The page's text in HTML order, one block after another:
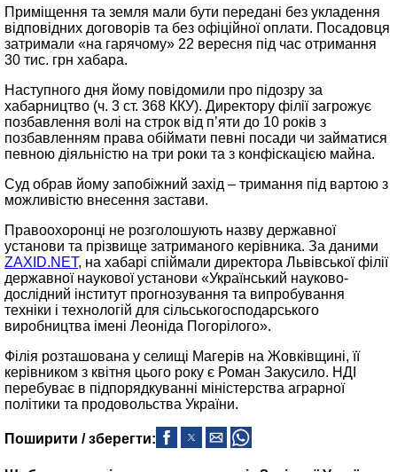
Приміщення та земля мали бути передані без укладення
відповідних договорів та без офіційної оплати. Посадовця
затримали «на гарячому» 22 вересня під час отримання
30 тис. грн хабара.
Наступного дня йому повідомили про підозру за
хабарництво (ч. 3 ст. 368 ККУ). Директору філії загрожує
позбавлення волі на строк від п’яти до 10 років з
позбавленням права обіймати певні посади чи займатися
певною діяльністю на три роки та з конфіскацією майна.
Суд обрав йому запобіжний захід – тримання під вартою з
можливістю внесення застави.
Правоохоронці не розголошують назву державної
установи та прізвище затриманого керівника. За даними
ZAXID.NET, на хабарі спіймали директора Львівської філії
державної наукової установи «Український науково-
дослідний інститут прогнозування та випробування
техніки і технологій для сільськогосподарського
виробництва імені Леоніда Погорілого».
Філія розташована у селищі Магерів на Жовківщині, її
керівником з квітня цього року є Роман Закусило. НДІ
перебуває в підпорядкуванні міністерства аграрної
політики та продовольства України.
Поширити / зберегти: